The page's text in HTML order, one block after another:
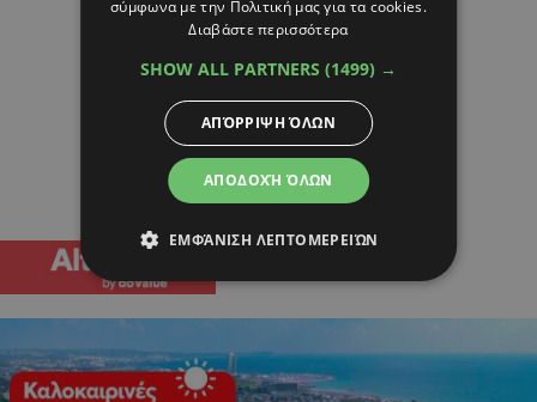
σύμφωνα με την Πολιτική μας για τα cookies.
Διαβάστε περισσότερα
SHOW ALL PARTNERS (1499) →
ΑΠΟΔΟΧΉ ΌΛΩΝ
ΑΠΌΡΡΙΨΗ ΌΛΩΝ
ΕΜΦΆΝΙΣΗ ΛΕΠΤΟΜΕΡΕΙΏΝ